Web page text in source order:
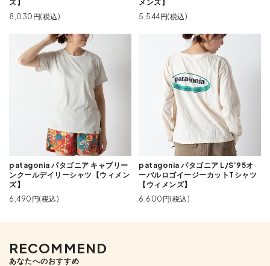
ズ】
8,030円(税込)
メンズ】
5,544円(税込)
patagonia パタゴニア キャプリー
ンクールデイリーシャツ【ウィメン
ズ】
6,490円(税込)
patagonia パタゴニア L/S’95オ
ーバルロゴイージーカットTシャツ
【ウィメンズ】
6,600円(税込)
RECOMMEND
あなたへのおすすめ